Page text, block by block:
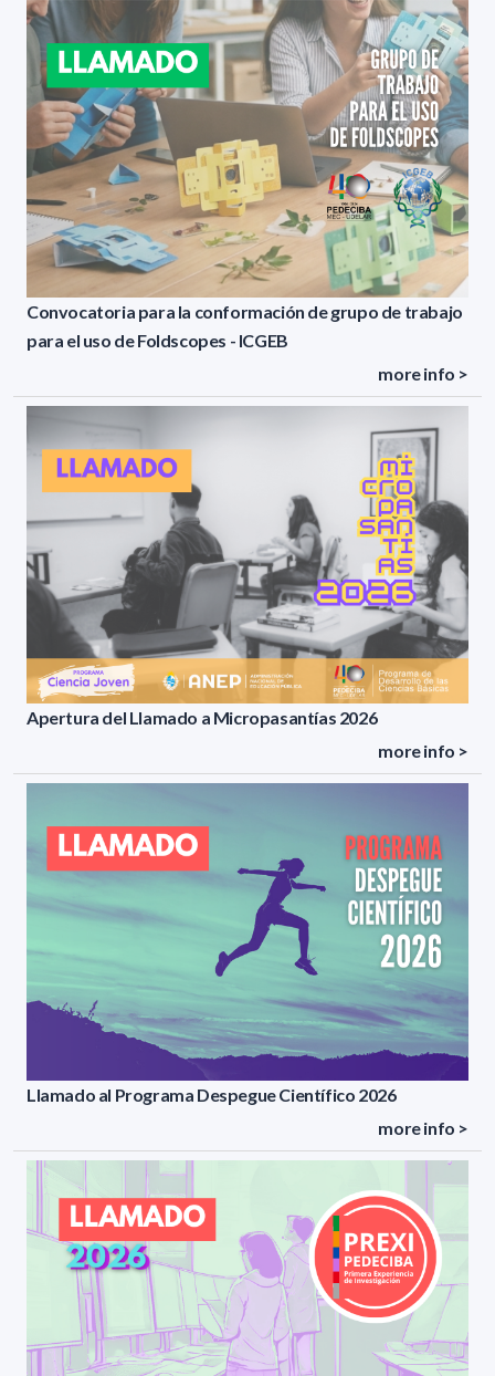
Convocatoria para la conformación de grupo de trabajo
para el uso de Foldscopes - ICGEB
more info >
Apertura del Llamado a Micropasantías 2026
more info >
Llamado al Programa Despegue Científico 2026
more info >